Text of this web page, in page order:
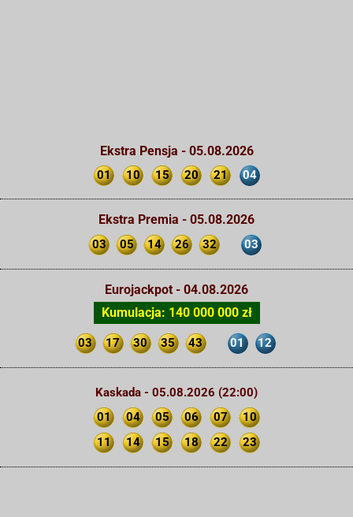
Ekstra Pensja - 05.08.2026
01 10 15 20 21 04
Ekstra Premia - 05.08.2026
03 05 14 26 32 03
Eurojackpot - 04.08.2026
Kumulacja: 140 000 000 zł
03 17 30 35 43 01 12
Kaskada - 05.08.2026 (22:00)
01
04 05 06 07
10
11
14 15 18 22 23